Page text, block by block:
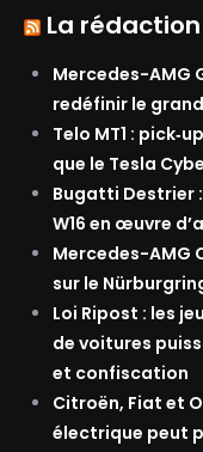
La rédaction
Mercedes-AMG
redéfinir le
Telo MT1 :
que le Tesla
Bugatti Destrier
W16 en œuvre
Mercedes-AMG
sur le
Loi Ripost : les
de voitures
et confiscation
Citroën, Fiat et
électrique peut